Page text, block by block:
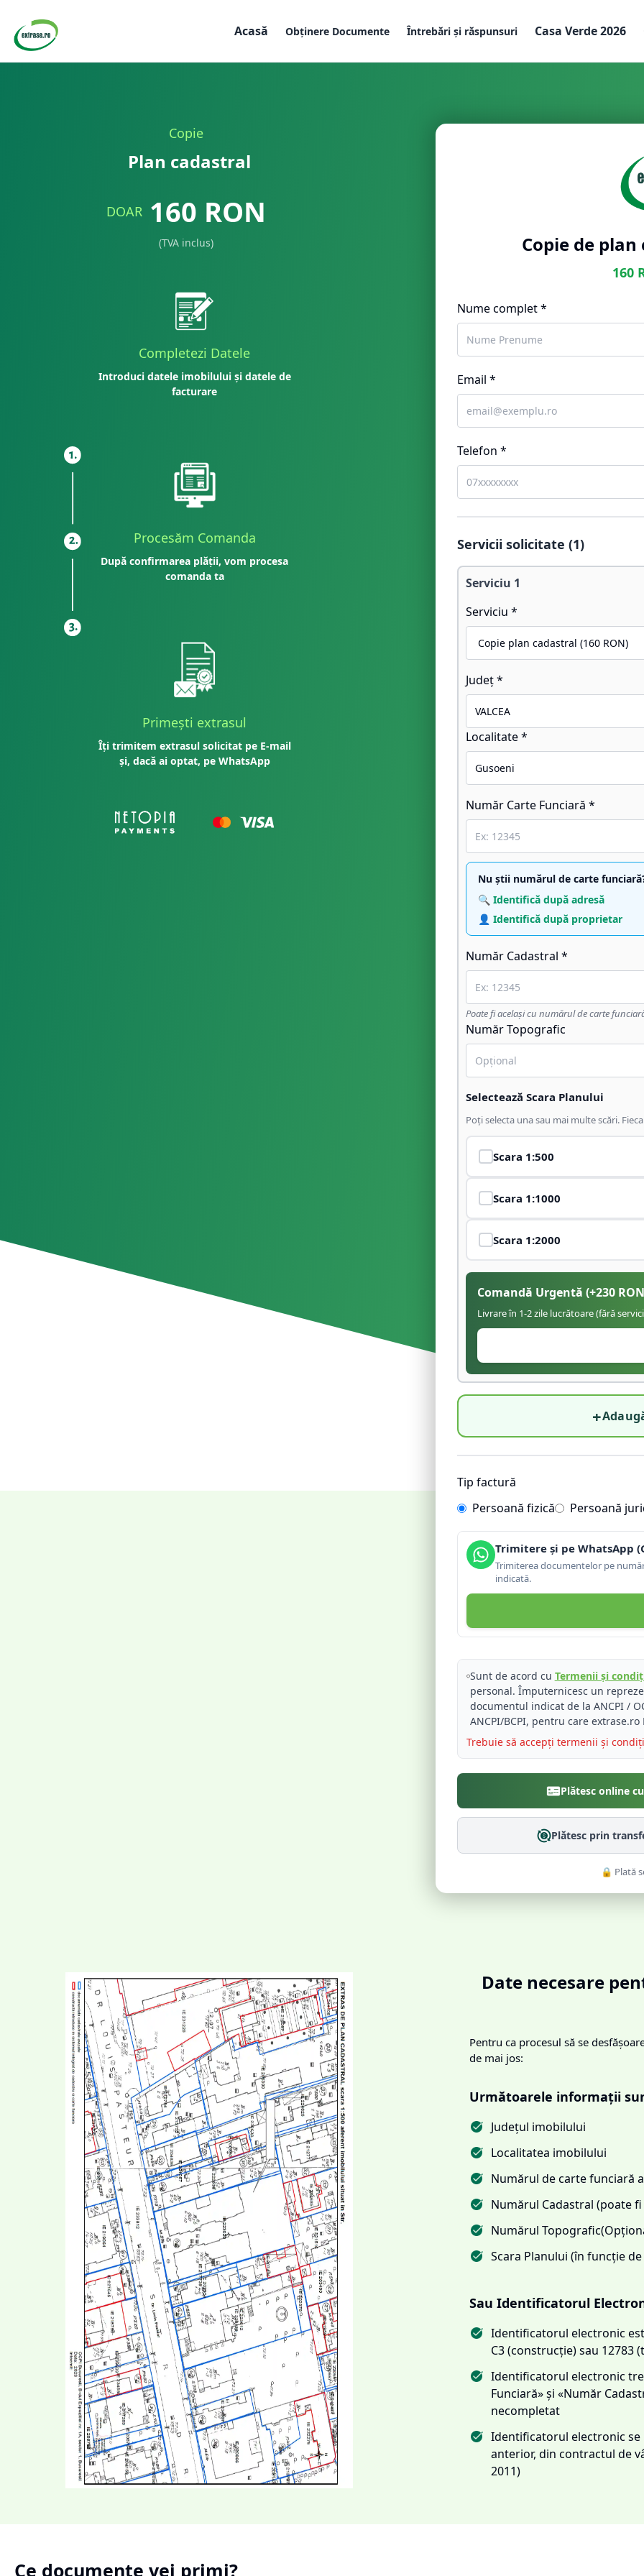
Acasă Obținere Documente Întrebări și răspunsuri Casa Verde 2026
Copie
Plan cadastral
DOAR 160 RON
(TVA inclus)
Completezi Datele
Introduci datele imobilului și datele de
facturare
Procesăm Comanda
După confirmarea plății, vom procesa
comanda ta
Primești extrasul
Îți trimitem extrasul solicitat pe E-mail
și, dacă ai optat, pe WhatsApp
Copie de
160
Nume complet *
Email *
Telefon *
Servicii solicitate (1)
Serviciu 1
Serviciu *
Județ *
Localitate *
Număr Carte Funciară *
Nu știi numărul de carte
🔍 Identifică după adresă
👤 Identifică după proprietar
Număr Cadastral *
Poate fi același cu numărul de carte
Număr Topografic
Selectează Scara Planului
Poți selecta una sau mai multe scări.
Scara 1:500
Scara 1:1000
Scara 1:2000
Comandă Urgentă (+230
Livrare în 1-2 zile lucrătoare (fără
+
Tip factură
Persoană fizică
Persoană
Trimitere și pe WhatsApp
Trimiterea documentelor pe
indicată.
Sunt de acord cu Termenii și
personal. Împuternicesc un
documentul indicat de la ANCPI /
ANCPI/BCPI, pentru care
Trebuie să accepți termenii și
Plătesc online
Plătesc prin
🔒 Plată
Date necesare
Pentru ca procesul să se
de mai jos:
Următoarele informații
Județul imobilului
Localitatea imobilului
Numărul de carte funciară
Numărul Cadastral (poate
Numărul
Scara Planului (în funcție
Sau Identificatorul
Identificatorul electronic
C3 (construcție) sau 12783
Identificatorul electronic
Funciară» și «Număr
necompletat
Identificatorul electronic
anterior, din contractul de
2011)
Ce documente vei primi?